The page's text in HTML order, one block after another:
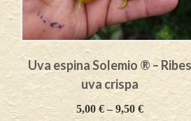
Uva espina Solemio ® – Ribes
uva crispa
5,00 €–9,50€